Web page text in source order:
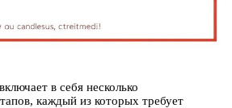
в себя несколько
каждый из которых требует